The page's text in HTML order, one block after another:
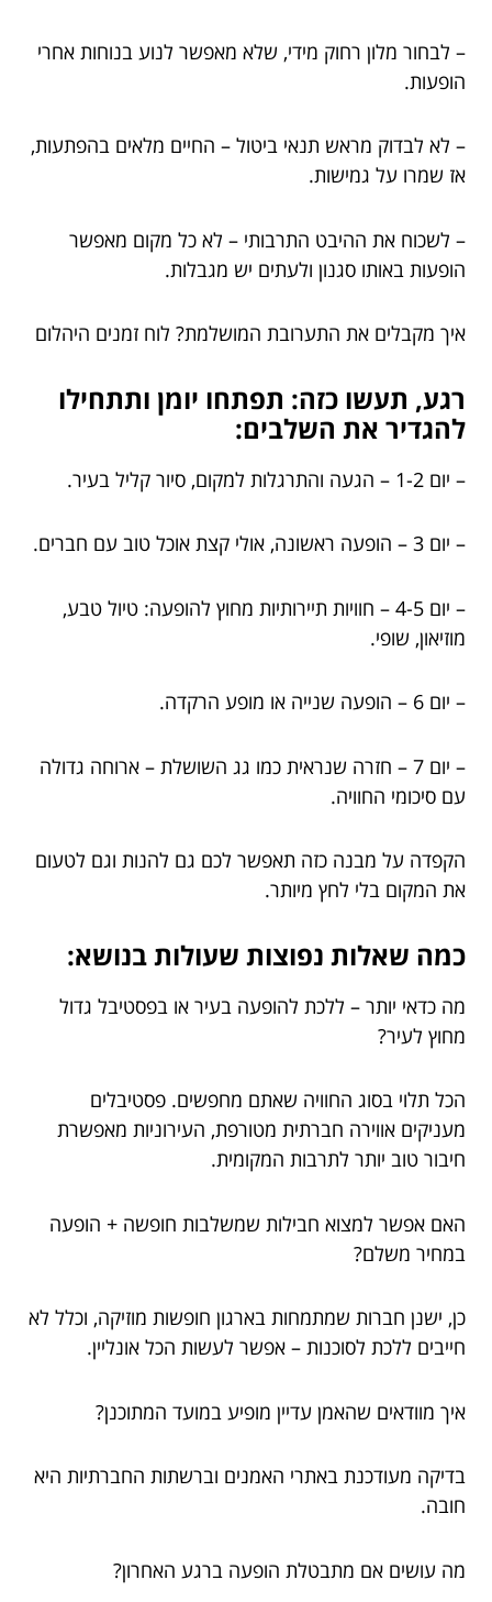
– לבחור מלון רחוק מידי, שלא מאפשר לנוע בנוחות אחרי
הופעות.
– לא לבדוק מראש תנאי ביטול – החיים מלאים בהפתעות,
אז שמרו על גמישות.
– לשכוח את ההיבט התרבותי – לא כל מקום מאפשר
הופעות באותו סגנון ולעתים יש מגבלות.
איך מקבלים את התערובת המושלמת? לוח זמנים היהלום
רגע, תעשו כזה: תפתחו יומן ותתחילו
להגדיר את השלבים:
– יום 1-2 – הגעה והתרגלות למקום, סיור קליל בעיר.
– יום 3 – הופעה ראשונה, אולי קצת אוכל טוב עם חברים.
– יום 4-5 – חוויות תיירותיות מחוץ להופעה: טיול טבע,
מוזיאון, שופי.
– יום 6 – הופעה שנייה או מופע הרקדה.
– יום 7 – חזרה שנראית כמו גג השושלת – ארוחה גדולה
עם סיכומי החוויה.
הקפדה על מבנה כזה תאפשר לכם גם להנות וגם לטעום
את המקום בלי לחץ מיותר.
כמה שאלות נפוצות שעולות בנושא:
מה כדאי יותר – ללכת להופעה בעיר או בפסטיבל גדול
מחוץ לעיר?
הכל תלוי בסוג החוויה שאתם מחפשים. פסטיבלים
מעניקים אווירה חברתית מטורפת, העירוניות מאפשרת
חיבור טוב יותר לתרבות המקומית.
האם אפשר למצוא חבילות שמשלבות חופשה + הופעה
במחיר משלם?
כן, ישנן חברות שמתמחות בארגון חופשות מוזיקה, וכלל לא
חייבים ללכת לסוכנות – אפשר לעשות הכל אונליין.
איך מוודאים שהאמן עדיין מופיע במועד המתוכנן?
בדיקה מעודכנת באתרי האמנים וברשתות החברתיות היא
חובה.
מה עושים אם מתבטלת הופעה ברגע האחרון?